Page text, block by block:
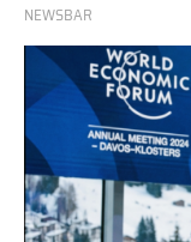
NEWSBAR